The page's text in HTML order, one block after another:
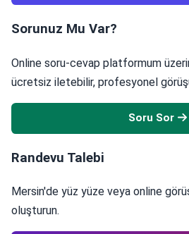
Sorunuz Mu Var?
Online soru-cevap platformum
ücretsiz iletebilir, profesyonel
Soru Sor
Randevu Talebi
Mersin'de yüz yüze veya online
oluşturun.